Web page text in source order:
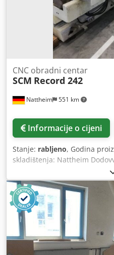
Nattheim 551 km
CNC obradni centar
SCM Record 242
Informacije o cijeni
Stanje: rabljeno, Godina
skladištenja: Nattheim